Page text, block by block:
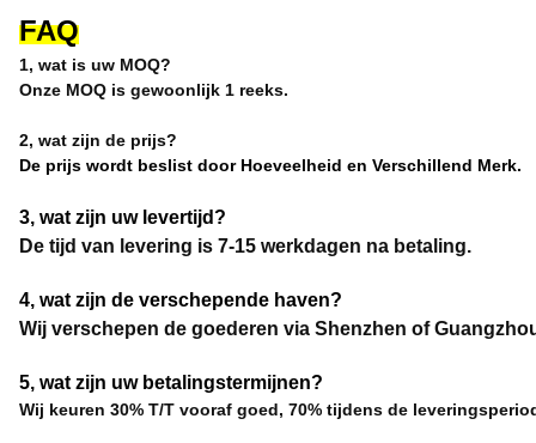
FAQ
1, wat is uw MOQ?
Onze MOQ is gewoonlijk 1 reeks.
2, wat zijn de prijs?
De prijs wordt beslist door Hoeveelheid en Verschillend Merk.
3, wat zijn uw levertijd?
De tijd van levering is 7-15 werkdagen na betaling.
4, wat zijn de verschepende haven?
Wij verschepen de goederen via Shenzhen of
5, wat zijn uw betalingstermijnen?
Wij keuren 30% T/T vooraf goed, 70% tijdens de